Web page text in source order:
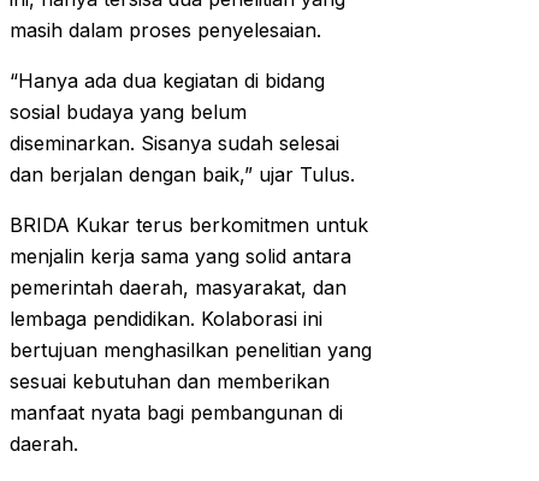
masih dalam proses penyelesaian.
“Hanya ada dua kegiatan di bidang
sosial budaya yang belum
diseminarkan. Sisanya sudah selesai
dan berjalan dengan baik,” ujar Tulus.
BRIDA Kukar terus berkomitmen untuk
menjalin kerja sama yang solid antara
pemerintah daerah, masyarakat, dan
lembaga pendidikan. Kolaborasi ini
bertujuan menghasilkan penelitian yang
sesuai kebutuhan dan memberikan
manfaat nyata bagi pembangunan di
daerah.